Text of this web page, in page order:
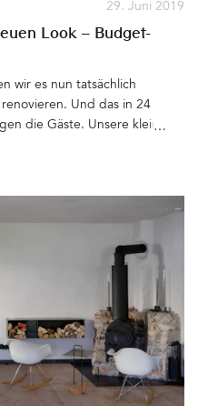
29. Juni 2019
Look – Budget-
wir es nun tatsächlich
Und das in 24
die Gäste. Unsere kleine
langweilig liegen. Als wir das
musste großflächig
»sparten« wir aus. Alles
würde man
Nicht. 19 Jahre und etwa
wir sind sechs Personen
bestellten wir endlich einen
annehmen sollte. Was
Jahren nicht schon
haben. Wie gerne hätte ich